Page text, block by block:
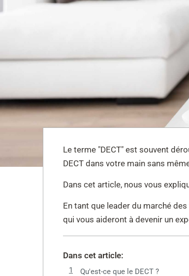
Le terme "DECT" est souvent
DECT dans votre main sans
Dans cet article, nous vous
En tant que leader du marché
qui vous aideront à devenir un
Dans cet article:
Qu'est-ce que le DECT ?